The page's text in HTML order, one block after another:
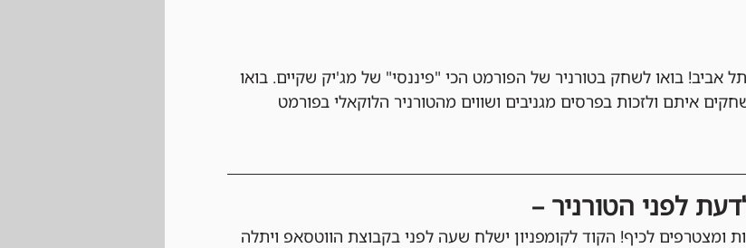
אביב! בואו לשחק בטורניר של הפורמט הכי "פיננסי" של מג'יק שקיים. בואו
איתם ולזכות בפרסים מגניבים ושווים מהטורניר הלוקאלי בפורמט
לפני הטורניר –
ומצטרפים לכיף! הקוד לקומפניון ישלח שעה לפני בקבוצת הווטסאפ ויתלה